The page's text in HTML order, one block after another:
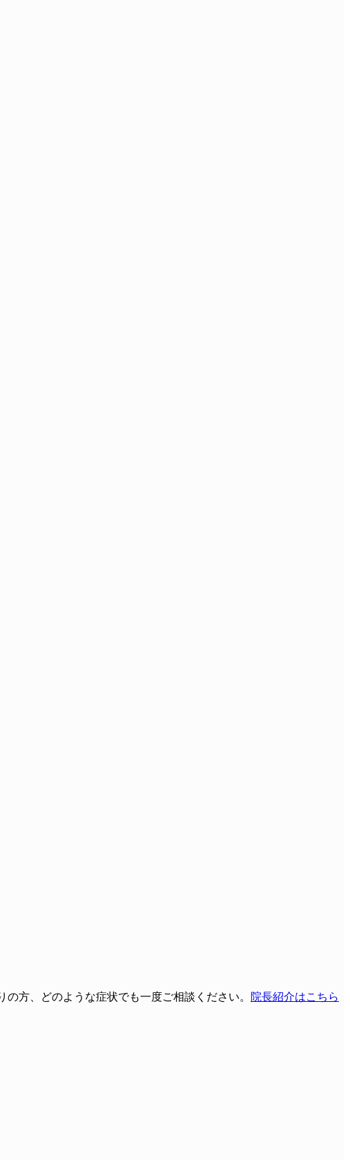
方、どのような症状でも一度ご相談ください。 院長紹介はこちら